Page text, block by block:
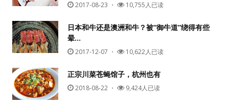
2017-08-23 ・ 10,755人已读
日本和牛还是澳洲和牛？被“御牛道”绕得有些
晕…
2017-12-07 ・ 10,622人已读
正宗川菜苍蝇馆子，杭州也有
2018-08-22 ・ 9,424人已读